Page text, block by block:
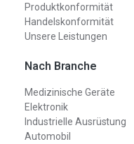
Produktkonformität
Handelskonformität
Unsere Leistungen
Nach Branche
Medizinische Geräte
Elektronik
Industrielle Ausrüstung
Automobil